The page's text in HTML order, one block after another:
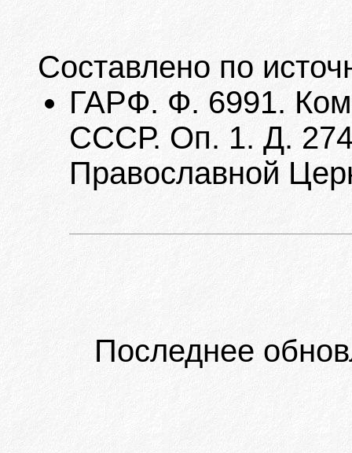
Составлено по
ГАРФ. Ф. 6991.
СССР. Оп. 1. Д.
Православной
Последнее